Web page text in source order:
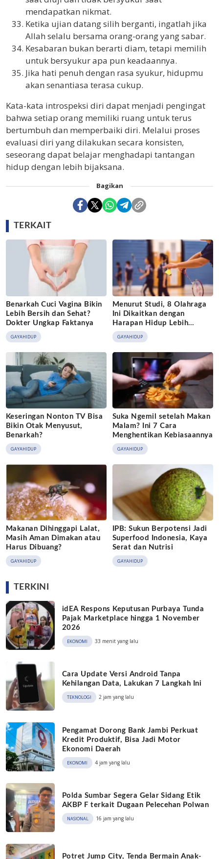
mendapatkan nikmat.
Ketika ujian datang silih berganti, ingatlah jika
Allah selalu bersama orang-orang yang sabar.
Kesabaran bukan berarti diam, tetapi memilih
untuk bersyukur apa pun keadaannya.
Jika hati penuh dengan rasa syukur, hidupmu
akan senantiasa terasa cukup.
Kata-kata introspeksi diri dapat menjadi pengingat
bahwa setiap orang memiliki ruang untuk terus
bertumbuh dan memperbaiki diri. Melalui proses
evaluasi diri yang dilakukan secara konsisten,
seseorang dapat belajar menghadapi tantangan
hidup dengan lebih bijaksana.
Bagikan
TERKAIT
Benarkah Cuci Vagina Bikin
Lebih Bersih dan Sehat?
Dokter Ungkap Faktanya
GAYAHIDUP
Menurut Studi, 8 Olahraga
Ini Dikaitkan dengan
Harapan Hidup Lebih
Panjang
GAYAHIDUP
Keseringan Nonton TV Bisa
Bikin Otak Menyusut,
Benarkah?
GAYAHIDUP
Suka Ngemil setelah Makan
Malam? Ini 7 Cara
Menghentikan Kebiasaannya
GAYAHIDUP
Makanan Dihinggapi Lalat,
Masih Aman Dimakan atau
Harus Dibuang?
GAYAHIDUP
IPB: Sukun Berpotensi Jadi
Superfood Indonesia, Kaya
Serat dan Nutrisi
GAYAHIDUP
TERKINI
idEA Respons Keputusan Purbaya Tunda
Pajak Marketplace hingga 1 November
2026
EKONOMI 33 menit yang lalu
Cara Update Versi Android Tanpa
Kehilangan Data, Lakukan 7 Langkah Ini
TEKNOLOGI 2 jam yang lalu
Pengamat Dorong Bank Jambi Perkuat
Kredit Produktif, Bisa Jadi Motor
Ekonomi Daerah
EKONOMI 4 jam yang lalu
Polda Sumbar Segera Gelar Sidang Etik
AKBP F terkait Dugaan Pelecehan Polwan
NASIONAL 16 jam yang lalu
Potret Jump City, Tenda Bermain Anak-